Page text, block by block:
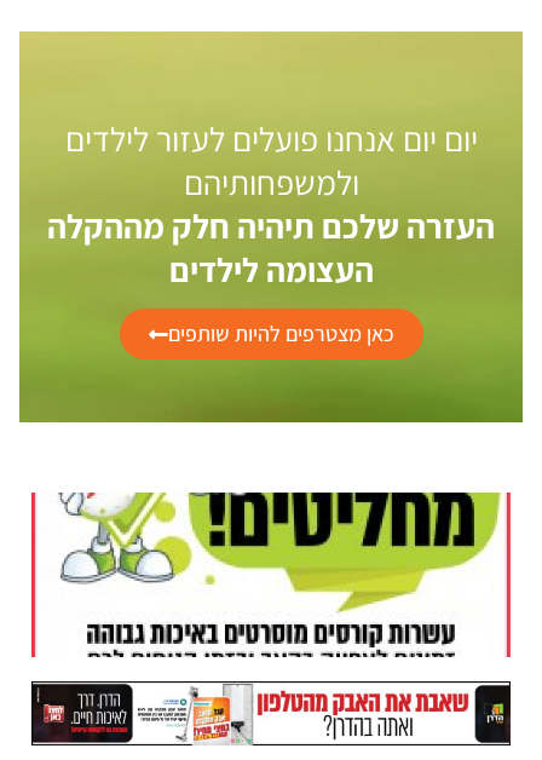
יום יום אנחנו פועלים לעזור לילדים
ולמשפחותיהם
העזרה שלכם תיהיה חלק מההקלה
העצומה לילדים
כאן מצטרפים להיות שותפים